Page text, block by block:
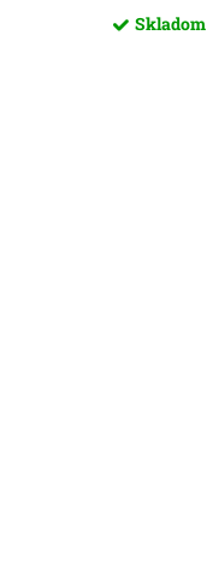
Skladom